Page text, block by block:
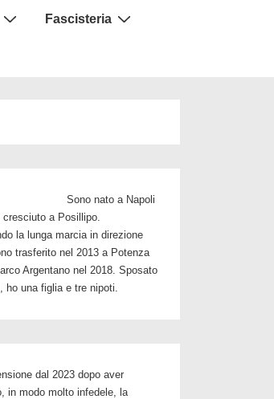
Fascisteria
Sono nato a Napoli
cresciuto a Posillipo.
la lunga marcia in direzione
trasferito nel 2013 a Potenza
Argentano nel 2018. Sposato
ho una figlia e tre nipoti.
dal 2023 dopo aver
in modo molto infedele, la